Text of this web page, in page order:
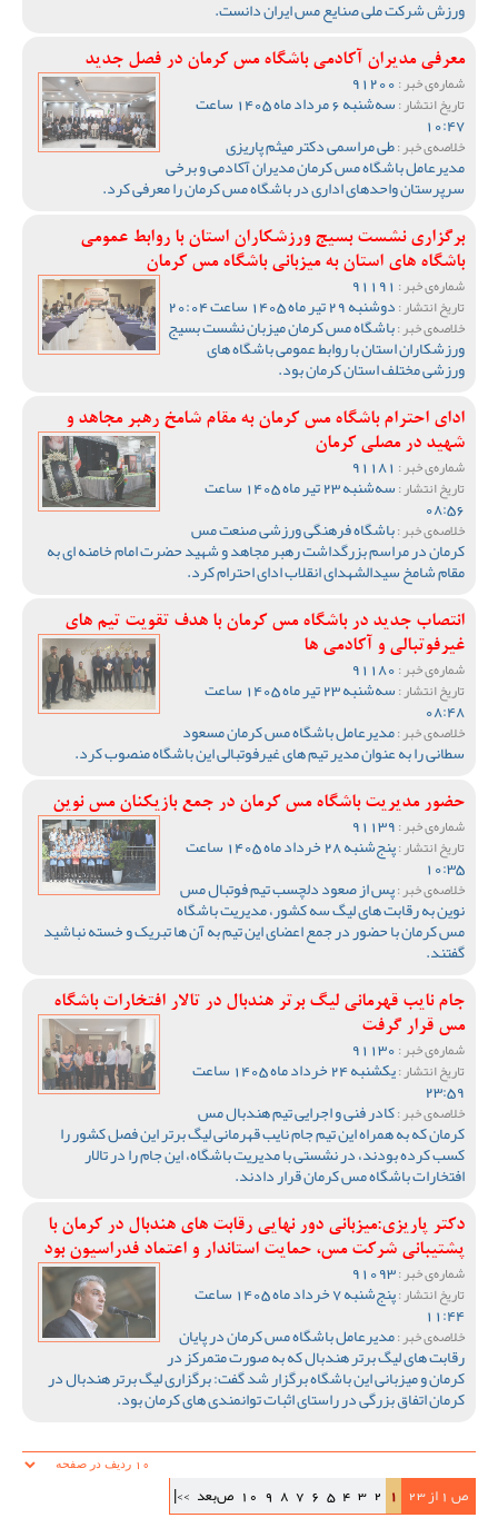
ورزش شرکت ملی صنایع مس ایران دانست.
معرفی مدیران آکادمی باشگاه مس کرمان در فصل جدید
شماره‌ی خبر :
تاریخ انتشار : سه‌شنبه 6 مرداد ماه 1405 ساعت
10:47
خلاصه‌ی خبر :طی مراسمی دکتر میثم پاریزی
مدیرعامل باشگاه مس کرمان مدیران آکادمی و برخی
سرپرستان واحدهای اداری در باشگاه مس کرمان را معرفی کرد.
برگزاری نشست بسیج ورزشکاران استان با روابط عمومی
باشگاه های استان به میزبانی باشگاه مس کرمان
شماره‌ی خبر :
تاریخ انتشار :دوشنبه 29 تیر ماه 1405 ساعت 20:04
خلاصه‌ی خبر :باشگاه مس کرمان میزبان نشست بسیج
ورزشکاران استان با روابط عمومی باشگاه های
ورزشی مختلف استان کرمان بود.
ادای احترام باشگاه مس کرمان به مقام شامخ رهبر مجاهد و
شهید در مصلی کرمان
شماره‌ی خبر :
تاریخ انتشار : سه‌شنبه 23 تیر ماه 1405 ساعت
08:56
خلاصه‌ی خبر :باشگاه فرهنگی ورزشی صنعت مس
کرمان در مراسم بزرگداشت رهبر مجاهد و شهید حضرت امام خامنه ای به
مقام شامخ سیدالشهدای انقلاب ادای احترام کرد.
انتصاب جدید در باشگاه مس کرمان با هدف تقویت تیم‌ های
غیرفوتبالی و آکادمی‌ ها
شماره‌ی خبر :
تاریخ انتشار : سه‌شنبه 23 تیر ماه 1405 ساعت
08:48
خلاصه‌ی خبر :مدیرعامل باشگاه مس کرمان مسعود
سطانی را به عنوان مدیر تیم های غیرفوتبالی این باشگاه منصوب کرد.
حضور مدیریت باشگاه مس کرمان در جمع بازیکنان مس نوین
شماره‌ی خبر :
تاریخ انتشار : پنج‌شنبه 28 خرداد ماه 1405 ساعت
10:35
خلاصه‌ی خبر :پس از صعود دلچسب تیم فوتبال مس
نوین به رقابت های لیگ سه کشور، مدیریت باشگاه
مس کرمان با حضور در جمع اعضای این تیم به آن ها تبریک و خسته نباشید
گفتند.
جام نایب قهرمانی لیگ برتر هندبال در تالار افتخارات باشگاه
مس قرار گرفت
شماره‌ی خبر :
تاریخ انتشار : یکشنبه 24 خرداد ماه 1405 ساعت
23:59
خلاصه‌ی خبر :کادر فنی و اجرایی تیم هندبال مس
کرمان که به همراه این تیم جام نایب قهرمانی لیگ برتر این فصل کشور را
کسب کرده بودند، در نشستی با مدیریت باشگاه، این جام را در تالار
افتخارات باشگاه مس کرمان قرار دادند.
دکتر پاریزی:میزبانی دور نهایی رقابت های هندبال در کرمان با
پشتیبانی شرکت مس، حمایت استاندار و اعتماد فدراسیون بود
شماره‌ی خبر :
تاریخ انتشار : پنج‌شنبه 7 خرداد ماه 1405 ساعت
11:44
خلاصه‌ی خبر :مدیرعامل باشگاه مس کرمان در پایان
رقابت های لیگ برتر هندبال که به صورت متمرکز در
کرمان و میزبانی این باشگاه برگزار شد گفت: برگزاری لیگ برتر هندبال در
کرمان اتفاق بزرگی در راستای اثبات توانمندی های کرمان بود.
ص 1 از 23 1
2
3
4
5
6
7
8
9
10 ص‌بعد >>|